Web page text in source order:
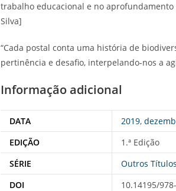
trabalho educacional e no
Silva]
“Cada postal conta uma história de
pertinência e desafio, interpelando-nos a
Informação adicional
DATA 2019,
EDIÇÃO
1.ª Edição
SÉRIE
Outros Títulos
DOI
10.14195/